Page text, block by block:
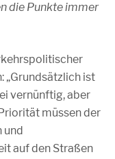
die Punkte immer
„Grundsätzlich ist
vernünftig, aber
müssen der
und
auf den Straßen